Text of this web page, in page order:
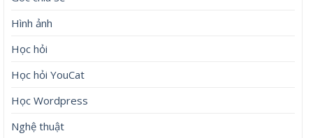
Hình ảnh
Học hỏi
Học hỏi YouCat
Học Wordpress
Nghệ thuật